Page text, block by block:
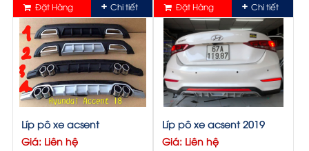
Đặt Hàng Chi tiết Đặt Hàng Chi tiết
Líp pô xe acsent
Giá: Liên hệ
Líp pô xe acsent 2019
Giá: Liên hệ